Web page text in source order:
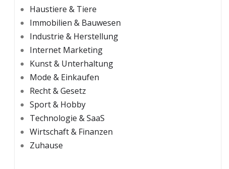
Haustiere & Tiere
Immobilien & Bauwesen
Industrie & Herstellung
Internet Marketing
Kunst & Unterhaltung
Mode & Einkaufen
Recht & Gesetz
Sport & Hobby
Technologie & SaaS
Wirtschaft & Finanzen
Zuhause